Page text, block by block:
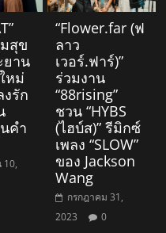
สุข
ยาน
หม่
งรัก
คำ
10,
“Flower.far (ฟ
ลาว
เวอร์.ฟาร์)”
ร่วมงาน
“88rising”
ชวน “HYBS
(ไฮบ์ส)” รีมิกซ์
เพลง “SLOW”
ของ Jackson
Wang
กรกฎาคม 31,
2023
0